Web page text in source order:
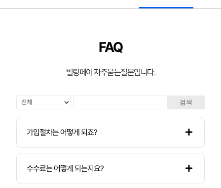
FAQ
빌링페이 자주묻는질문입니다.
검색
가입절차는 어떻게 되죠?
수수료는 어떻게 되는지요?